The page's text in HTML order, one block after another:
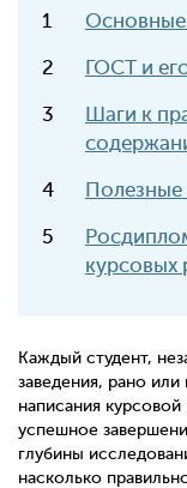
ГОСТ и
Шаги к
Полезные
курсовых
Каждый студент,
заведения, рано или
написания
успешное
глубины
насколько